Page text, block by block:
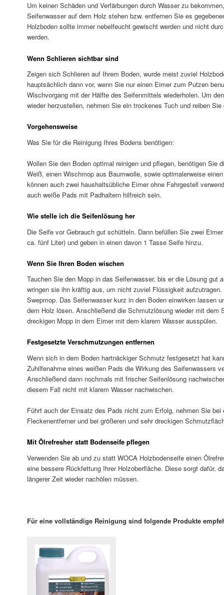
Um keinen Schäden und Verfärbungen durch Wasser zu
Seifenwasser auf dem Holz stehen bzw. entfernen Sie es
Holzboden sollte immer nebelfeucht gewischt werden und nicht
werden.
Wenn Schlieren sichtbar sind
Zeigen sich Schlieren auf Ihrem Boden, wurde meist zuviel
hauptsächlich dann vor, wenn Sie nur einen Eimer zum Putzen
Wischvorgang mit der Hälfte des Seifenmittels wiederholen. Um
wieder herzustellen, nehmen Sie ein trockenes Tuch und reiben
Vorgehensweise
Was Sie für die Reinigung Ihres Bodens benötigen:
Wollen Sie den Boden optimal reinigen und pflegen, benötigen Sie
Weiß, einen Wischmop aus Baumwolle, sowie optimalerweise
können auch zwei haushaltsübliche Eimer ohne Fahrgestell
auch weiße Pads mit Padhaltern hilfreich sein.
Wie stelle ich die Seifenlösung her
Die Seife vor Gebrauch gut schütteln. Dann befüllen Sie zwei
ca. fünf Liter) und geben in einen davon 1 Tasse Seife hinzu.
Wenn Sie Ihren Boden wischen
Tauchen Sie den Mopp in das Seifenwasser, bis er die Lösung gut
wringen sie ihn kräftig aus, um nicht zuviel Flüssigkeit
Swepmop. Das Seifenwasser kurz in den Boden einwirken lassen
dem Holz lösen. Anschließend die Schmutzlösung wieder mit dem
dreckigen Mopp in dem Eimer mit dem klarem Wasser ausspülen.
Festgesetzte Verschmutzungen entfernen
Wenn sich in dem Boden hartnäckiger Schmutz festgesetzt hat
Zuhilfenahme eines weißen Pads die Wirkung des Seifenwassers
Anschließend dann nochmals mit frischer Seifenlösung
diesem Fall nicht mit klarem Wasser nachwischen.
Führt auch der Einsatz des Pads nicht zum Erfolg, nehmen Sie bei
Fleckenentferner und bei größeren und sehr dreckigen
Mit Ölrefresher statt Bodenseife pflegen
Verwenden Sie ab und zu statt WOCA Holzbodenseife einen
eine bessere Rückfettung Ihrer Holzoberfläche. Diese sorgt dafür,
längerer Zeit wieder nachölen müssen.
Für eine vollständige Reinigung sind folgende Produkte